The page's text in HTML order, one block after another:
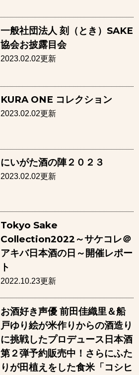
一般社団法人 刻（とき）SAKE
協会お披露目会
2023.02.02更新
KURA ONE コレクション
2023.02.02更新
にいがた酒の陣２０２３
2023.02.02更新
Tokyo Sake
Collection2022～サケコレ＠
アキバ日本酒の日～開催レポー
ト
2022.10.23更新
お酒好き声優 前田佳織里＆船
戸ゆり絵が米作りからの酒造り
に挑戦したプロデュース日本酒
第２弾予約販売中！さらにふた
りが田植えをした食米「コシヒ